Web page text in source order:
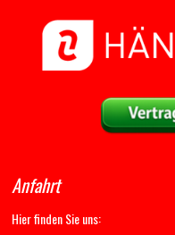
Anfahrt
Hier finden Sie uns: